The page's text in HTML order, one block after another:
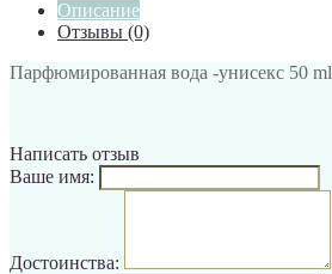
Описание
Отзывы (0)
Парфюмированная вода -унисекс 50 ml
Написать отзыв
Ваше имя:
Достоинства: